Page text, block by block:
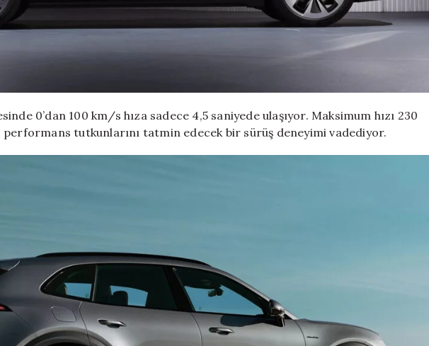
0’dan 100 km/s hıza sadece 4,5 saniyede ulaşıyor. Maksimum hızı 230
tutkunlarını tatmin edecek bir sürüş deneyimi vadediyor.